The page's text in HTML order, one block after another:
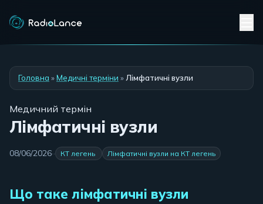
Головна »Медичні терміни » Лімфатичні вузли
Медичний термін
Лімфатичні вузли
08/06/2026·· КТ легень Лімфатичні вузли на КТ легень
Що таке лімфатичні вузли